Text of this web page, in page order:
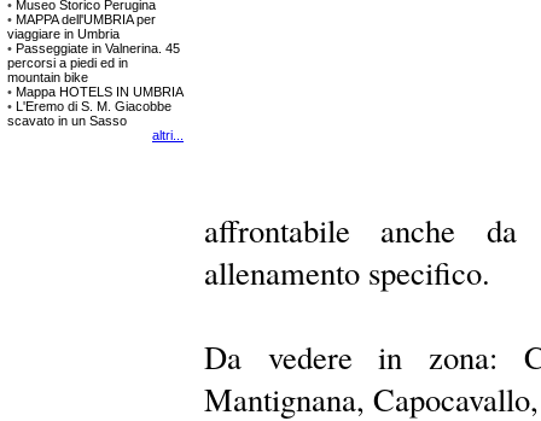
affrontabile anche
allenamento specifico.
Da vedere in zona:
Mantignana,
• Museo Storico Perugina
• MAPPA dell'UMBRIA per
viaggiare in Umbria
• Passeggiate in Valnerina. 45
percorsi a piedi ed in
mountain bike
• Mappa HOTELS IN UMBRIA
• L'Eremo di S. M. Giacobbe
scavato in un Sasso
altri...